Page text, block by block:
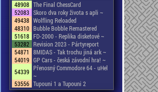
48908 The Final ChessCard
52083 Skoro dva roky života s apli ~
49438 Wolfling Reloaded
48310 Bubble Bobble Remastered
51618 FD-2000 - Replika disketové ~
53282 Revision 2023 - Pártyreport
54871
8MIDAS - Tak trochu jiná ark ~
54019 GP Cars - česká závodní hra! ~
54339 Přenosný Commodore 64 - uHel
~
53556 Tupouni 1 a Tupouni 2